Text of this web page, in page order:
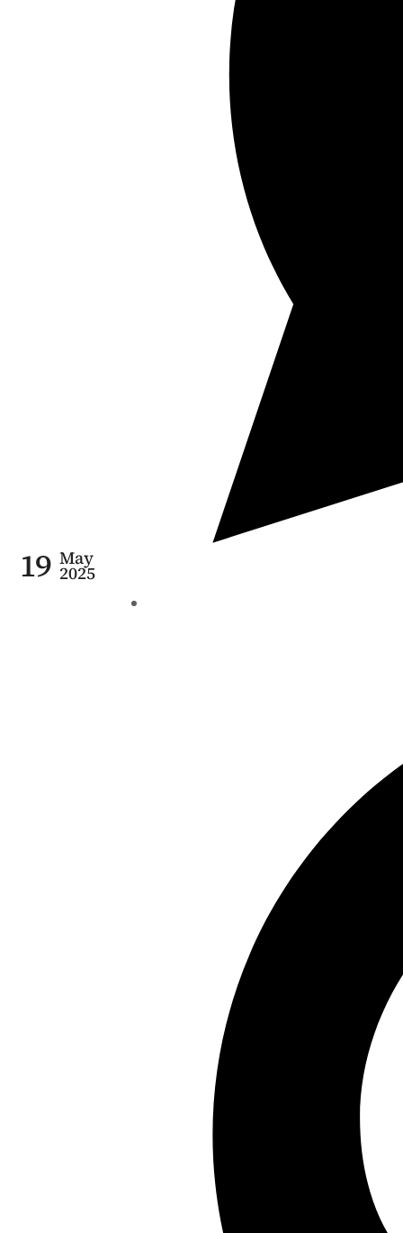
19 May
2025